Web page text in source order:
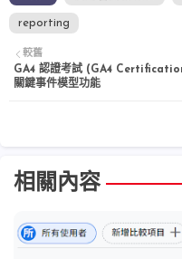
reporting
較舊
GA4 認證考試 (GA4
關鍵事件模型功能
相關內容